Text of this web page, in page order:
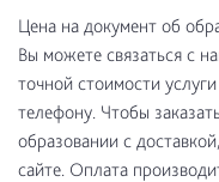
Цена на документ об
Вы можете связаться с
точной стоимости
телефону. Чтобы
образовании с
сайте. Оплата